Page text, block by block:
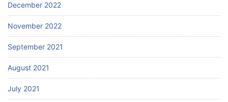
December 2022
November 2022
September 2021
August 2021
July 2021